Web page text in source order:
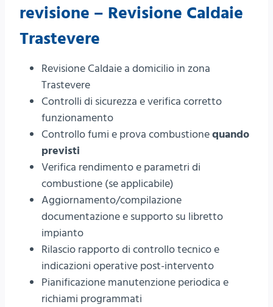
revisione – Revisione Caldaie
Trastevere
Revisione Caldaie a domicilio in zona
Trastevere
Controlli di sicurezza e verifica corretto
funzionamento
Controllo fumi e prova combustionequando
previsti
Verifica rendimento e parametri di
combustione (se applicabile)
Aggiornamento/compilazione
documentazione e supporto su libretto
impianto
Rilascio rapporto di controllo tecnico e
indicazioni operative post-intervento
Pianificazione manutenzione periodica e
richiami programmati